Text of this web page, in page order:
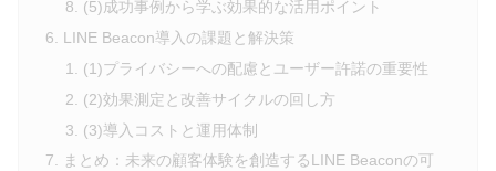
(5)成功事例から学ぶ効果的な活用ポイント
LINE Beacon導入の課題と解決策
(1)プライバシーへの配慮とユーザー許諾の重要性
(2)効果測定と改善サイクルの回し方
(3)導入コストと運用体制
まとめ：未来の顧客体験を創造するLINE Beaconの可